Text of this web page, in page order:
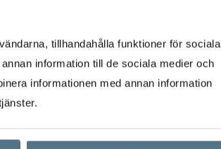
tillhandahålla funktioner för sociala
information till de sociala medier och
informationen med annan information